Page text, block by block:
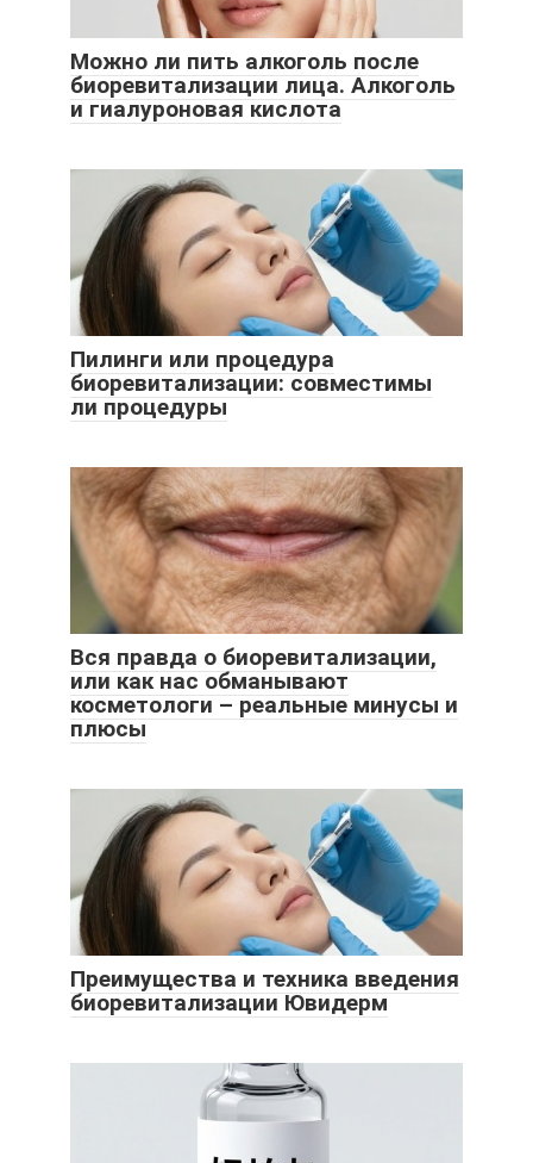
Можно ли пить алкоголь после
биоревитализации лица. Алкоголь
и гиалуроновая кислота
Пилинги или процедура
биоревитализации: совместимы
ли процедуры
Вся правда о биоревитализации,
или как нас обманывают
косметологи – реальные минусы и
плюсы
Преимущества и техника введения
биоревитализации Ювидерм